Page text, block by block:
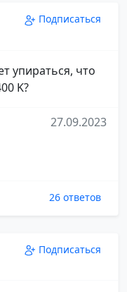
Подписаться
упираться, что
K?
27.09.2023
26 ответов
Подписаться